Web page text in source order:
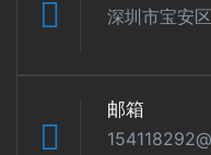
深圳市宝安
邮箱